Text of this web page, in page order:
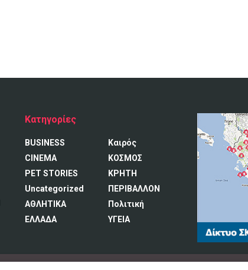
Κατηγορίες
BUSINESS
CINEMA
PET STORIES
Uncategorized
ΑΘΛΗΤΙΚΑ
ΕΛΛΑΔΑ
Καιρός
ΚΟΣΜΟΣ
ΚΡΗΤΗ
ΠΕΡΙΒΑΛΛΟΝ
Πολιτική
ΥΓΕΙΑ